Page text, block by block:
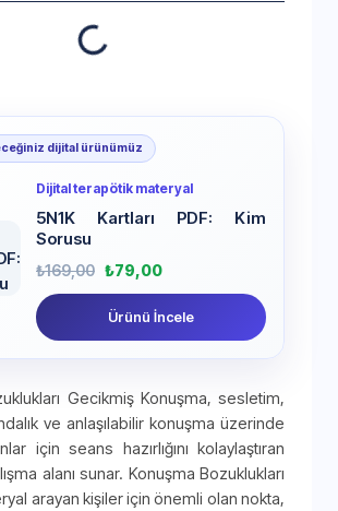
dijital ürünümüz
Dijital terapötik materyal
5N1K Kartları PDF: Kim
Sorusu
₺169,00 ₺79,00
Ürünü İncele
Gecikmiş Konuşma, sesletim,
ve anlaşılabilir konuşma üzerinde
için seans hazırlığını kolaylaştıran
alanı sunar. Konuşma Bozuklukları
arayan kişiler için önemli olan nokta,